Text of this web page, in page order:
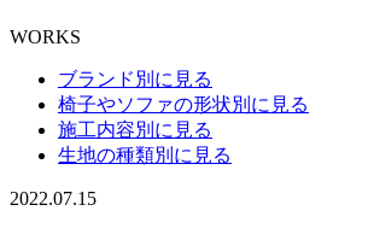
WORKS
ブランド別に見る
椅子やソファの形状別に見る
施工内容別に見る
生地の種類別に見る
2022.07.15